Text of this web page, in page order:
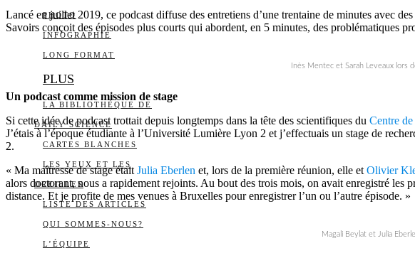
PHOTO
INFOGRAPHIE
LONG FORMAT
PLUS
LA BIBLIOTHÈQUE DE
DAILY SCIENCE
CARTES BLANCHES
LES YEUX ET LES
OREILLES
LISTE DES ARTICLES
QUI SOMMES-NOUS?
L’ÉQUIPE
Lancé en juillet 2019, ce podcast diffuse des entretiens d’une trentaine de minutes avec
Savoirs conçoit des épisodes plus courts qui abordent, en 5 minutes, des problématiques
Inès Mentec et Sarah Leveaux lors
Un podcast comme mission de stage
Si cette idée de podcast trottait depuis longtemps dans la tête des scientifiques du Centre
J’étais à l’époque étudiante à l’Université Lumière Lyon 2 et j’effectuais un stage de
2.
« Ma maîtresse de stage était Julia Eberlen et, lors de la première réunion, elle et Olivier
alors doctorant, nous a rapidement rejoints. Au bout des trois mois, on avait enregistré les
distance. Et je profite de mes venues à Bruxelles pour enregistrer l’un ou l’autre épisode. »
Magali Beylat et Julia